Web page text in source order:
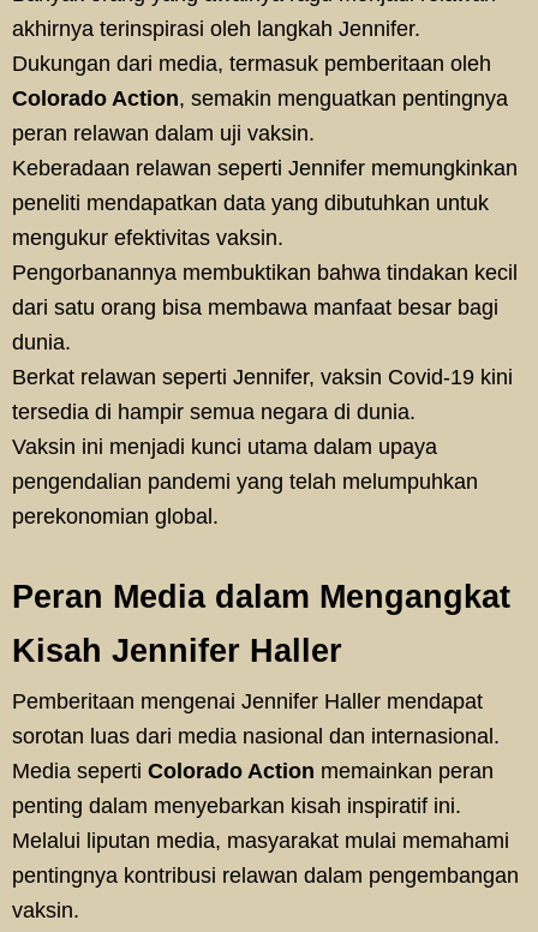
akhirnya terinspirasi oleh langkah Jennifer.
Dukungan dari media, termasuk pemberitaan oleh
Colorado Action, semakin menguatkan pentingnya
peran relawan dalam uji vaksin.
Keberadaan relawan seperti Jennifer memungkinkan
peneliti mendapatkan data yang dibutuhkan untuk
mengukur efektivitas vaksin.
Pengorbanannya membuktikan bahwa tindakan kecil
dari satu orang bisa membawa manfaat besar bagi
dunia.
Berkat relawan seperti Jennifer, vaksin Covid-19 kini
tersedia di hampir semua negara di dunia.
Vaksin ini menjadi kunci utama dalam upaya
pengendalian pandemi yang telah melumpuhkan
perekonomian global.
Peran Media dalam Mengangkat
Kisah Jennifer Haller
Pemberitaan mengenai Jennifer Haller mendapat
sorotan luas dari media nasional dan internasional.
Media seperti Colorado Action memainkan peran
penting dalam menyebarkan kisah inspiratif ini.
Melalui liputan media, masyarakat mulai memahami
pentingnya kontribusi relawan dalam pengembangan
vaksin.